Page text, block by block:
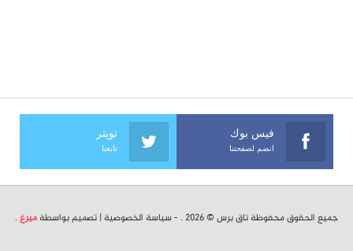
فيس بوك
انضم لصفحتنا
تويتر
تابعنا
جميع الحقوق محفوظة تاق برس © 2026 . - سياسة الخصوصية | تصميم بواسطة ميرغ .